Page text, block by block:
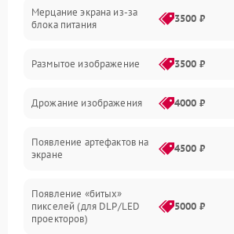
Неисправность управления и
Мерцание экрана из-за
блока питания
3500 ₽
Размытое изображение 3500 ₽
Дрожание изображения 4000 ₽
Появление артефактов на
экране
4500 ₽
Появление «битых»
пикселей (для DLP/LED
проекторов)
5000 ₽